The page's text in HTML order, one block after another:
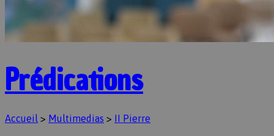
Prédications
Accueil > Multimedias > II Pierre